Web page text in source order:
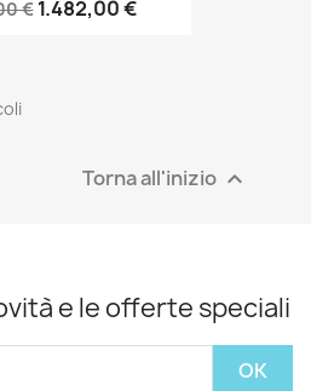
€ 1.482,00 €
Torna all'inizio 
e le offerte speciali